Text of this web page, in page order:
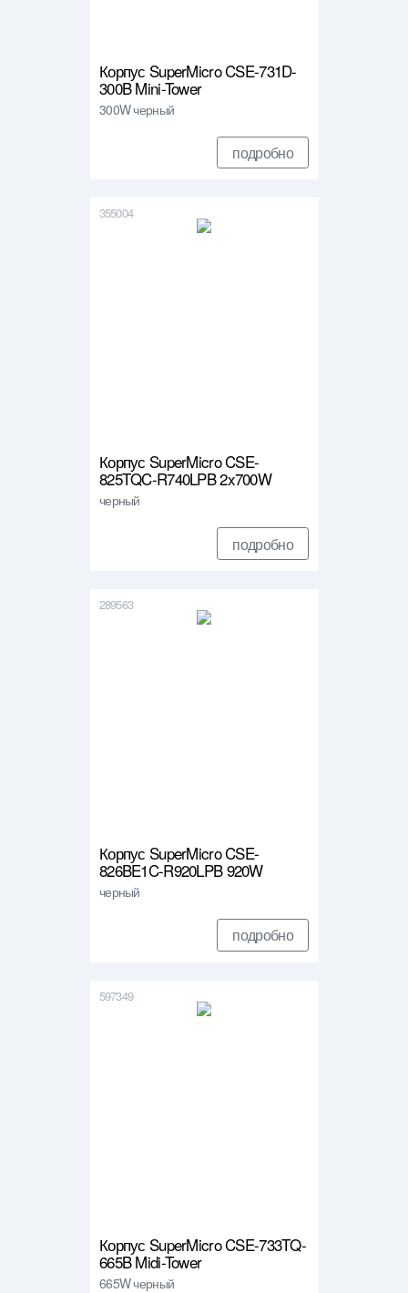
Корпус SuperMicro CSE-731D-
300B Mini-Tower
300W черный
подробно
355004
Корпус SuperMicro CSE-
825TQC-R740LPB 2x700W
черный
подробно
289563
Корпус SuperMicro CSE-
826BE1C-R920LPB 920W
черный
подробно
597349
Корпус SuperMicro CSE-733TQ-
665B Midi-Tower
665W черный